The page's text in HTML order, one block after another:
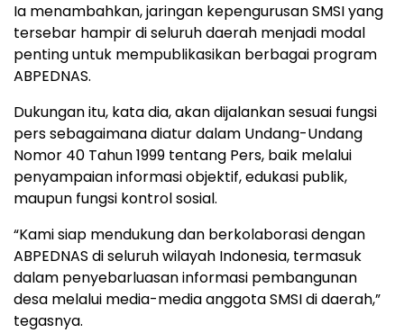
Ia menambahkan, jaringan kepengurusan SMSI yang
tersebar hampir di seluruh daerah menjadi modal
penting untuk mempublikasikan berbagai program
ABPEDNAS.
Dukungan itu, kata dia, akan dijalankan sesuai fungsi
pers sebagaimana diatur dalam Undang-Undang
Nomor 40 Tahun 1999 tentang Pers, baik melalui
penyampaian informasi objektif, edukasi publik,
maupun fungsi kontrol sosial.
“Kami siap mendukung dan berkolaborasi dengan
ABPEDNAS di seluruh wilayah Indonesia, termasuk
dalam penyebarluasan informasi pembangunan
desa melalui media-media anggota SMSI di daerah,”
tegasnya.